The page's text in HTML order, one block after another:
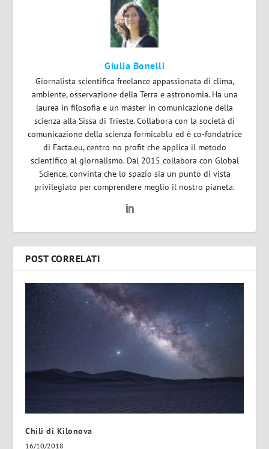
Giulia Bonelli
Giornalista scientifica freelance appassionata di clima,
ambiente, osservazione della Terra e astronomia. Ha una
laurea in filosofia e un master in comunicazione della
scienza alla Sissa di Trieste. Collabora con la società di
comunicazione della scienza formicablu ed è co-fondatrice
di Facta.eu, centro no profit che applica il metodo
scientifico al giornalismo. Dal 2015 collabora con Global
Science, convinta che lo spazio sia un punto di vista
privilegiato per comprendere meglio il nostro pianeta.
POST CORRELATI
Chili di Kilonova
16/10/2018